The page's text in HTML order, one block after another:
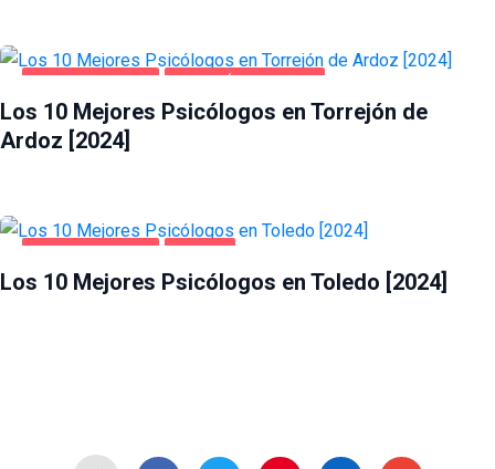
Los 10 Mejores Psicólogos en Torrejón de
Ardoz [2024]
Los 10 Mejores Psicólogos en Toledo [2024]